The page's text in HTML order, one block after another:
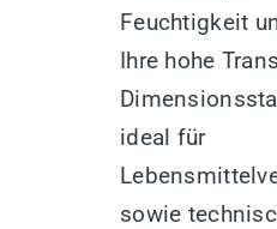
Feuchtigkeit
Ihre hohe
ideal für
sowie